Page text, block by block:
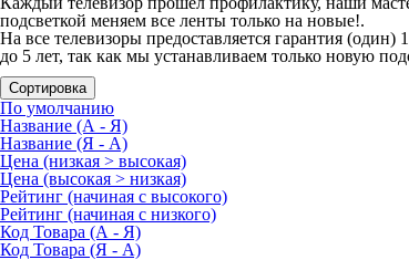
подсветкой меняем все ленты только на новые!.
На все телевизоры предоставляется гарантия
до 5 лет, так как мы устанавливаем только новую
Сортировка
По умолчанию
Название (А - Я)
Название (Я - А)
Цена (низкая > высокая)
Цена (высокая > низкая)
Рейтинг (начиная с высокого)
Рейтинг (начиная с низкого)
Код Товара (А - Я)
Код Товара (Я - А)